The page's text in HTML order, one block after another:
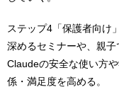
ステップ4「保護者向け
深めるセミナーや、親子
Claudeの安全な使い方
係・満足度を高める。